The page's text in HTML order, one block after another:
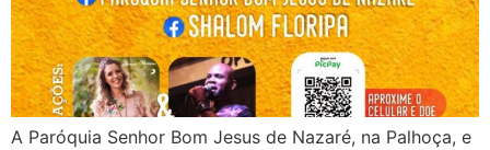
A Paróquia Senhor Bom Jesus de Nazaré, na Palhoça, e